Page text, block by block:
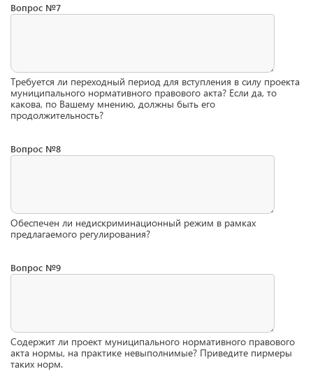
Вопрос №7
Требуется ли переходный период для вступления в силу проекта
муниципального нормативного правового акта? Если да, то
какова, по Вашему мнению, должны быть его
продолжительность?
Вопрос №8
Обеспечен ли недискриминационный режим в рамках
предлагаемого регулирования?
Вопрос №9
Содержит ли проект муниципального нормативного правового
акта нормы, на практике невыполнимые? Приведите пирмеры
таких норм.